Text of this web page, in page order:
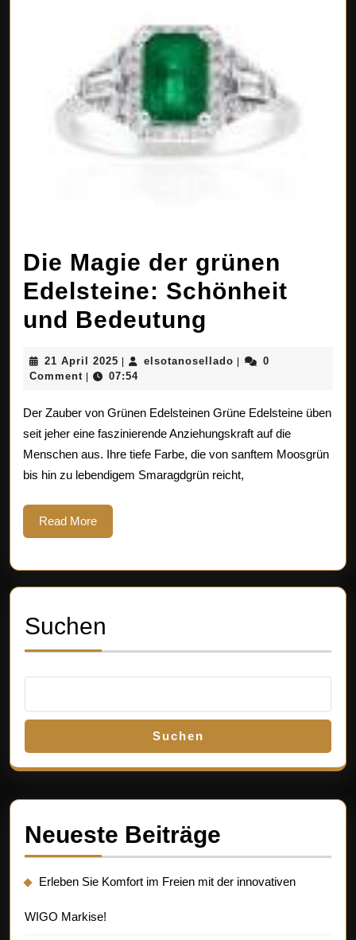
Die Magie der grünen
Edelsteine: Schönheit
und Bedeutung
der
grünen
Edelsteine:
Schönheit
21 April 2025 21
April
elsotanosellado elsotanosellado
0
Comment
07:54
Der Zauber von Grünen Edelsteinen Grüne Edelsteine üben
seit jeher eine faszinierende Anziehungskraft auf die
Menschen aus. Ihre tiefe Farbe, die von sanftem Moosgrün
bis hin zu lebendigem Smaragdgrün reicht,
Read MoreRead
More
Suchen
Suchen
Neueste Beiträge
Erleben Sie Komfort im Freien mit der innovativen
WIGO Markise!